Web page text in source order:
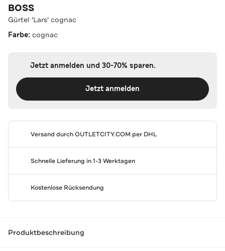
BOSS
Gürtel 'Lars' cognac
Farbe: cognac
Jetzt anmelden und 30-70% sparen.
Jetzt anmelden
Versand durchOUTLETCITY.COM per DHL
Schnelle Lieferung in 1-3 Werktagen
Kostenlose Rücksendung
Produktbeschreibung